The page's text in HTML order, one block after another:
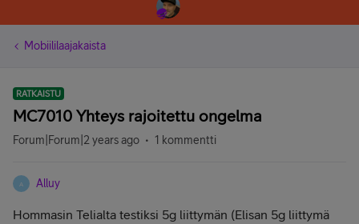
Mobiililaajakaista
RATKAISTU
MC7010 Yhteys rajoitettu ongelma
Forum|Forum|2 years ago 1 kommentti
A Alluy
Hommasin Telialta testiksi 5g liittymän (Elisan 5g liittymä